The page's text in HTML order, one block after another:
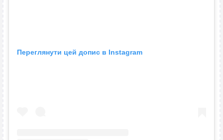
Переглянути цей допис в Instagram